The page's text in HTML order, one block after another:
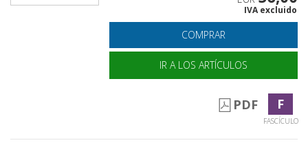
IVA excluido
COMPRAR
IR A LOS ARTÍCULOS
PDF F
FASCÍCULO